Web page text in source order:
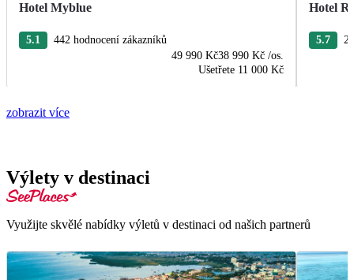
Hotel Myblue
5.1
442 hodnocení zákazníků
49 990 Kč38 990 Kč /os.
Ušetřete 11 000 Kč
Hotel
5.7
zobrazit více
Výlety v destinaci
Využijte skvělé nabídky výletů v destinaci od našich partnerů